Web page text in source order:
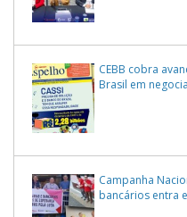
CEBB cobra
Brasil em
Campanha
bancários entra